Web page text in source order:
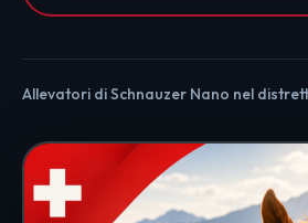
Allevatori di Schnauzer Nano nel